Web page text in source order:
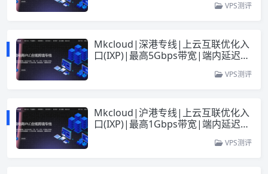
VPS测评
Mkcloud|深港专线|上云互联优化入
口(IXP)|最高5Gbps带宽|端内延迟1-
VPS测评
Mkcloud|沪港专线|上云互联优化入
口(IXP)|最高1Gbps带宽|端内延迟21
VPS测评